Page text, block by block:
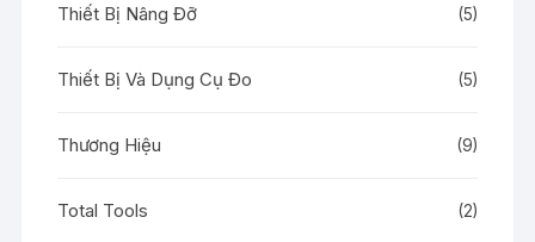
Thiết Bị Nâng Đỡ (5)
Thiết Bị Và Dụng Cụ Đo (5)
Thương Hiệu (9)
Total Tools (2)